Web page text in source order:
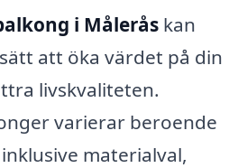
i Målerås kan
att öka värdet på din
livskvaliteten.
varierar beroende
materialval,